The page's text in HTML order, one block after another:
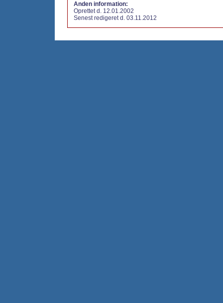
Anden information:
Oprettet d. 12.01.2002
Senest redigeret d. 03.11.2012